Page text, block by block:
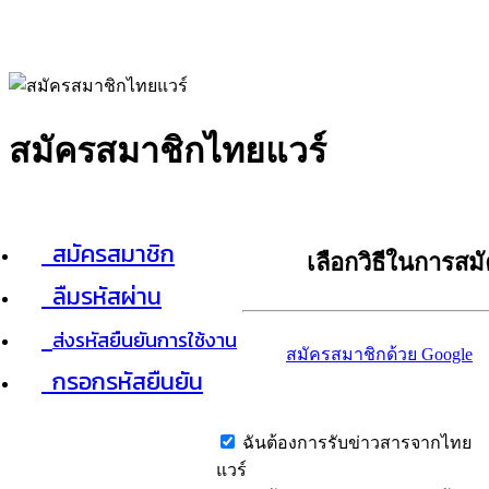
สมัครสมาชิกไทยแวร์
สมัครสมาชิก
ลืมรหัสผ่าน
ส่งรหัสยืนยันการใช้งาน
กรอกรหัสยืนยัน
เลือกวิธีในการส
สมัครสมาชิกด้วย Google
ฉันต้องการรับข่าวสารจากไทย
แวร์